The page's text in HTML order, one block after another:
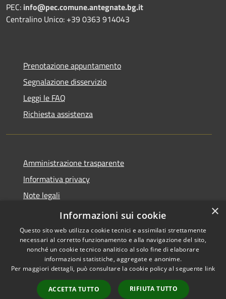
PEC: info@pec.comune.antegnate.bg.it
Centralino Unico: +39 0363 914043
Prenotazione appuntamento
Segnalazione disservizio
Leggi le FAQ
Richiesta assistenza
Amministrazione trasparente
Informativa privacy
Note legali
Dichiarazione di accessibilità
Accessibilità
Copyright © 2026 • Comune di
Antegnate • Powered by
Municipium•
Accesso
×
Informazioni sui cookie
Questo sito web utilizza cookie tecnici e assimilati strettamente
necessari al corretto funzionamento e alla navigazione del sito,
nonché un cookie tecnico analitico al solo fine di elaborare
informazioni statistiche, aggregate e anonime.
Per maggiori dettagli, può consultare la cookie policy al seguente link
ACCETTA TUTTO RIFIUTA TUTTO